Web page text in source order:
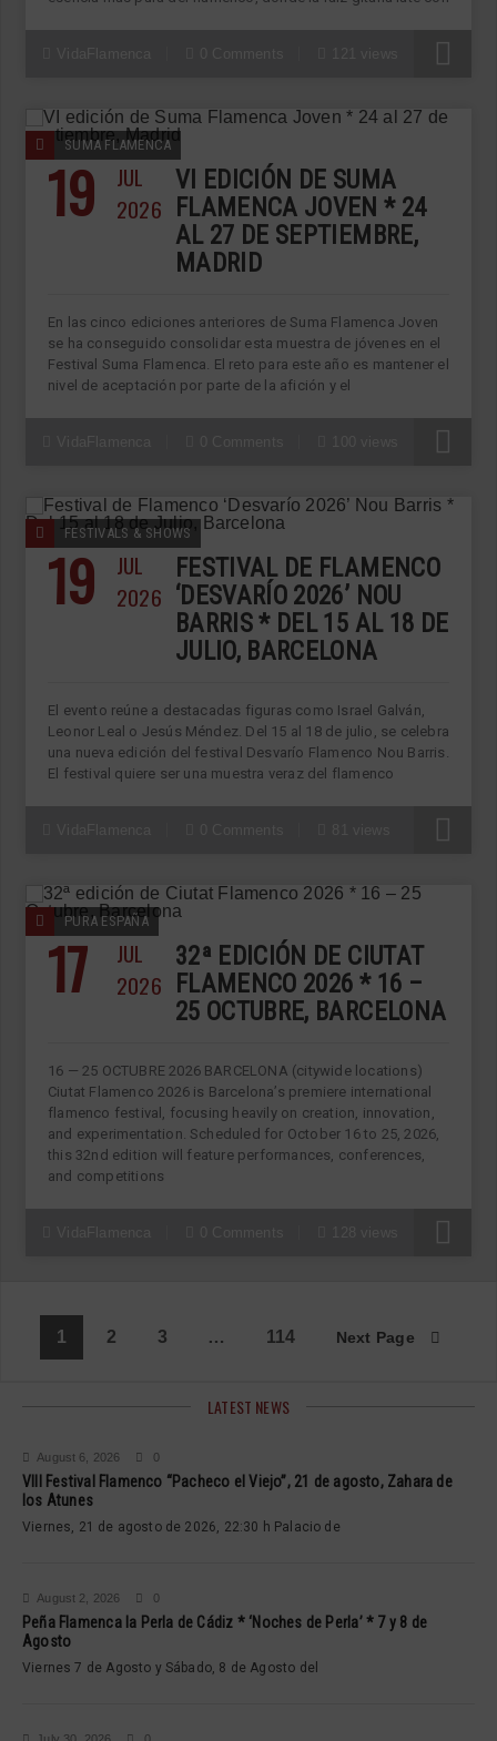
SUMA FLAMENCA
19
JUL
2026
VI EDICIÓN DE SUMA
FLAMENCA JOVEN * 24
AL 27 DE SEPTIEMBRE,
MADRID
En las cinco ediciones anteriores de Suma Flamenca Joven
se ha conseguido consolidar esta muestra de jóvenes en el
Festival Suma Flamenca. El reto para este año es mantener el
nivel de aceptación por parte de la afición y el
FESTIVALS & SHOWS
19
JUL
2026
FESTIVAL DE FLAMENCO
‘DESVARÍO 2026’ NOU
BARRIS * DEL 15 AL 18 DE
JULIO, BARCELONA
El evento reúne a destacadas figuras como Israel Galván,
Leonor Leal o Jesús Méndez. Del 15 al 18 de julio, se celebra
una nueva edición del festival Desvarío Flamenco Nou Barris.
El festival quiere ser una muestra veraz del flamenco
PURA ESPAÑA
17
JUL
2026
32ª EDICIÓN DE CIUTAT
FLAMENCO 2026 * 16 –
25 OCTUBRE, BARCELONA
16 — 25 OCTUBRE 2026 BARCELONA (citywide locations)
Ciutat Flamenco 2026 is Barcelona’s premiere international
flamenco festival, focusing heavily on creation, innovation,
and experimentation. Scheduled for October 16 to 25, 2026,
this 32nd edition will feature performances, conferences,
and competitions
1 2 3 … 114 Next Page
LATEST NEWS
August 6, 2026 0
VIII Festival Flamenco “Pacheco el Viejo”, 21 de agosto, Zahara de
los Atunes
Viernes, 21 de agosto de 2026, 22:30 h Palacio de
August 2, 2026 0
Peña Flamenca la Perla de Cádiz * ‘Noches de Perla’ * 7 y 8 de
Agosto
Viernes 7 de Agosto y Sábado, 8 de Agosto del